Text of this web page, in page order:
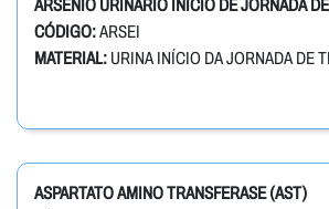
ARSÊNIO URINÁRIO INÍCIO DE JORNADA
CÓDIGO:ARSEI
MATERIAL: URINA INÍCIO DA JORNADA DE
ASPARTATO AMINO TRANSFERASE (AST)